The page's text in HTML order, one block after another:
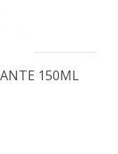
150ML